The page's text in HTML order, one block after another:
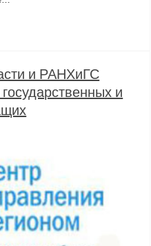
и РАНХиГС
и